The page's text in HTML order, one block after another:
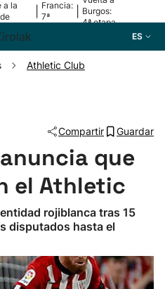
a la
Francia:
7ª
Burgos:
4ª etapa
ES
Athletic Club
Compartir Guardar
que
el Athletic
rojiblanca tras 15
disputados hasta el